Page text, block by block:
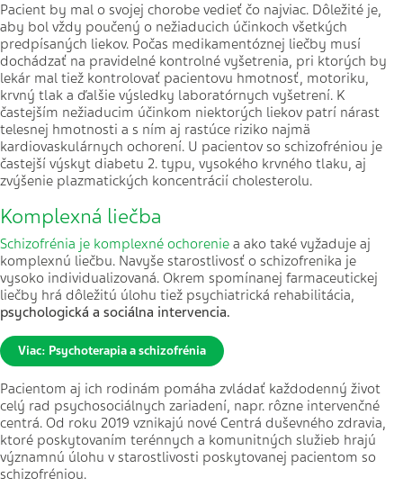
Pacient by mal o svojej chorobe vedieť čo najviac. Dôležité je,
aby bol vždy poučený o nežiaducich účinkoch všetkých
predpísaných liekov. Počas medikamentóznej liečby musí
dochádzať na pravidelné kontrolné vyšetrenia, pri ktorých by
lekár mal tiež kontrolovať pacientovu hmotnosť, motoriku,
krvný tlak a ďalšie výsledky laboratórnych vyšetrení. K
častejším nežiaducim účinkom niektorých liekov patrí nárast
telesnej hmotnosti a s ním aj rastúce riziko najmä
kardiovaskulárnych ochorení. U pacientov so schizofréniou je
častejší výskyt diabetu 2. typu, vysokého krvného tlaku, aj
zvýšenie plazmatických koncentrácií cholesterolu.
Komplexná liečba
Schizofrénia je komplexné ochorenie a ako také vyžaduje aj
komplexnú liečbu. Navyše starostlivosť o schizofrenika je
vysoko individualizovaná. Okrem spomínanej farmaceutickej
liečby hrá dôležitú úlohu tiež psychiatrická rehabilitácia,
psychologická a sociálna intervencia.
Viac: Psychoterapia a schizofrénia
Pacientom aj ich rodinám pomáha zvládať každodenný život
celý rad psychosociálnych zariadení, napr. rôzne intervenčné
centrá. Od roku 2019 vznikajú nové Centrá duševného zdravia,
ktoré poskytovaním terénnych a komunitných služieb hrajú
významnú úlohu v starostlivosti poskytovanej pacientom so
schizofréniou.